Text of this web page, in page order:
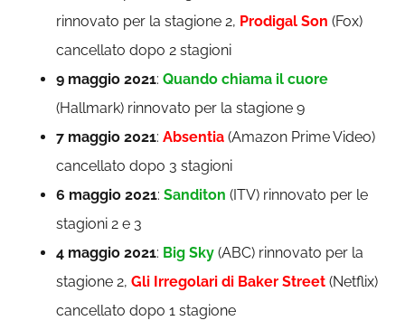
rinnovato per la stagione 2, Prodigal Son (Fox)
cancellato dopo 2 stagioni
9 maggio 2021:Quando chiama il cuore
(Hallmark) rinnovato per la stagione 9
7 maggio 2021:Absentia (Amazon Prime Video)
cancellato dopo 3 stagioni
6 maggio 2021:Sanditon (ITV) rinnovato per le
stagioni 2 e 3
4 maggio 2021: Big Sky (ABC) rinnovato per la
stagione 2,Gli Irregolari di Baker Street (Netflix)
cancellato dopo 1 stagione